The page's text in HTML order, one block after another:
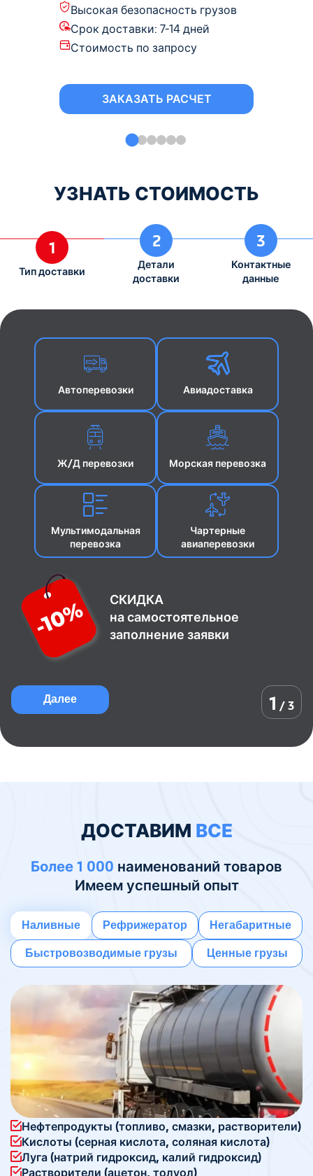
Высокая безопасность грузов
Срок доставки: 7-14 дней
Стоимость по запросу
ЗАКАЗАТЬ РАСЧЕТ
УЗНАТЬ СТОИМОСТЬ
1
Тип доставки
2
Детали
доставки
3
Контактные
данные
Автоперевозки Авиадоставка
Ж/Д перевозки Морская перевозка
Мультимодальная
перевозка
Чартерные
авиаперевозки
СКИДКА
на самостоятельное
заполнение заявки
Далее 1 / 3
ДОСТАВИМ ВСЕ
Более 1 000 наименований товаров
Имеем успешный опыт
Наливные Рефрижератор Негабаритные
Быстровозводимые грузы Ценные грузы
Нефтепродукты (топливо, смазки, растворители)
Кислоты (серная кислота, соляная кислота)
Луга (натрий гидроксид, калий гидроксид)
Растворители (ацетон, толуол)